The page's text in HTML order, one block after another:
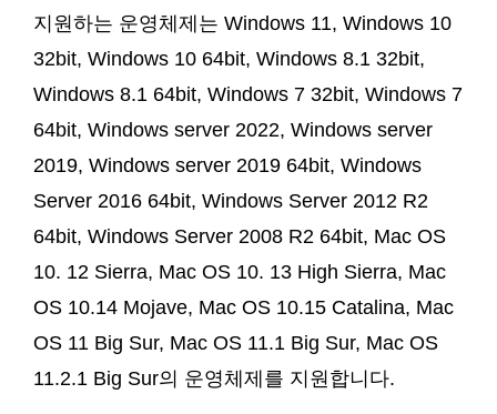
지원하는 운영체제는 Windows 11, Windows 10
32bit, Windows 10 64bit, Windows 8.1 32bit,
Windows 8.1 64bit, Windows 7 32bit, Windows 7
64bit, Windows server 2022, Windows server
2019, Windows server 2019 64bit, Windows
Server 2016 64bit, Windows Server 2012 R2
64bit, Windows Server 2008 R2 64bit, Mac OS
10. 12 Sierra, Mac OS 10. 13 High Sierra, Mac
OS 10.14 Mojave, Mac OS 10.15 Catalina, Mac
OS 11 Big Sur, Mac OS 11.1 Big Sur, Mac OS
11.2.1 Big Sur의 운영체제를 지원합니다.